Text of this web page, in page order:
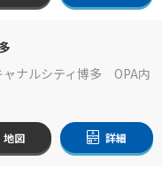
ナルシティ博多 OPA内
地図 詳細